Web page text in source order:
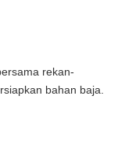
rekan-
bahan baja.